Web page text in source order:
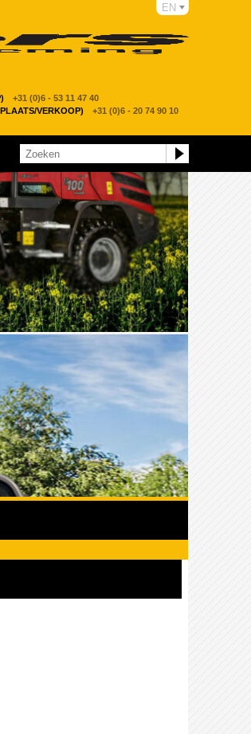
+31 (0)6 - 53 11 47 40
VERKOOP) +31 (0)6 - 20 74 90 10
EN